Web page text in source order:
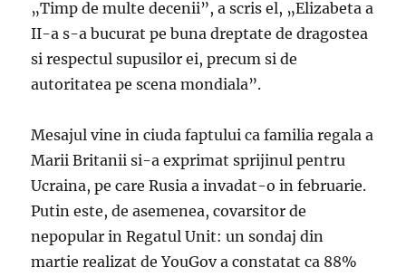
„Timp de multe decenii”, a scris el, „Elizabeta a
II-a s-a bucurat pe buna dreptate de dragostea
si respectul supusilor ei, precum si de
autoritatea pe scena mondiala”.
Mesajul vine in ciuda faptului ca familia regala a
Marii Britanii si-a exprimat sprijinul pentru
Ucraina, pe care Rusia a invadat-o in februarie.
Putin este, de asemenea, covarsitor de
nepopular in Regatul Unit: un sondaj din
martie realizat de YouGov a constatat ca 88%